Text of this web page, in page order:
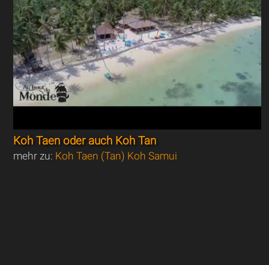
Koh Taen oder auch Koh Tan
mehr zu: Koh Taen (Tan) Koh Samui